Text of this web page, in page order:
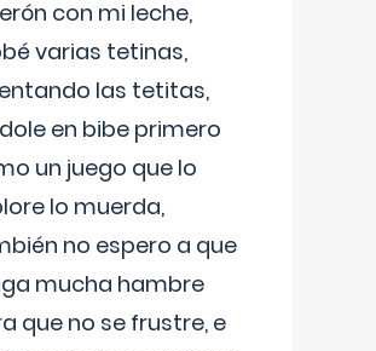
con mi leche,
varias tetinas,
las tetitas,
en bibe primero
un juego que lo
lo muerda,
no espero a que
mucha hambre
que no se frustre, e